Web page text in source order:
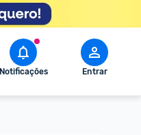
Notificações Entrar